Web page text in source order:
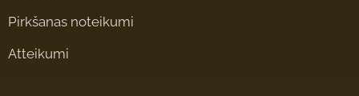
Pirkšanas noteikumi
Atteikumi